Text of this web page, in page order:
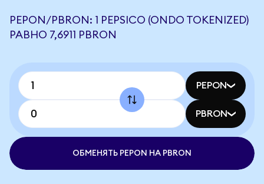
PEPON/PBRON: 1 PEPSICO (ONDO TOKENIZED)
РАВНО 7,6911 PBRON
PEPON
PBRON
ОБМЕНЯТЬ PEPON НА PBRON